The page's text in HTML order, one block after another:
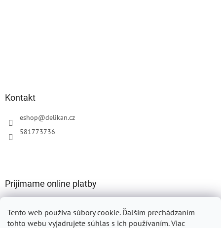
Tento web používa súbory cookie. Ďalším prechádzaním
tohto webu vyjadrujete súhlas s ich používaním. Viac
Kontakt
eshop@delikan.cz
581773736
Prijímame online platby